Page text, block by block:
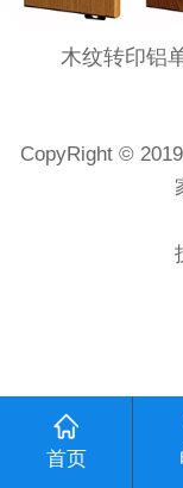
木纹转印铝
CopyRight ©
首页